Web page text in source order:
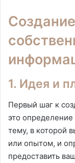
1. Идея и
Первый шаг к
это
тему, в которой
или опытом, и
предоставить